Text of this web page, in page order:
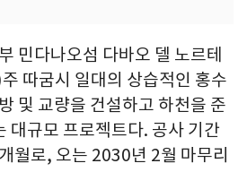
민다나오섬 다바오 델 노르테
따굼시 일대의 상습적인 홍수
및 교량을 건설하고 하천을 준
대규모 프로젝트다. 공사 기간
월로, 오는 2030년 2월 마무리